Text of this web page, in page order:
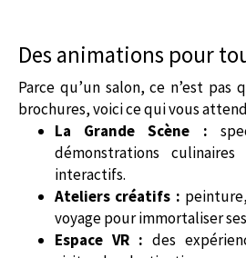
Des animations pour
Parce qu’un salon, ce n’est pas
brochures, voici ce qui vous
La Grande Scène :
démonstrations
interactifs.
Ateliers créatifs :
voyage pour immortaliser
Espace VR : des